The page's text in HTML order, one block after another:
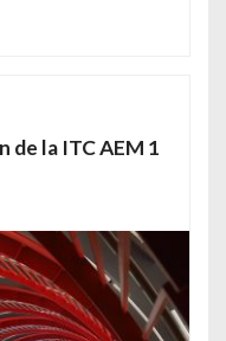
de la ITC AEM 1